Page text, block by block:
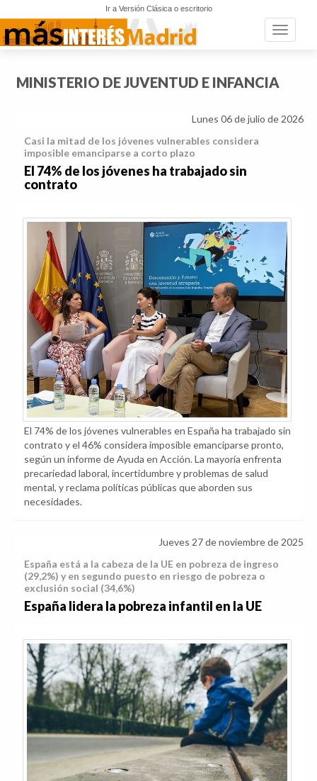
Ir a Versión Clásica o escritorio
Toggle
MINISTERIO DE JUVENTUD E INFANCIA
Lunes 06 de julio de 2026
Casi la mitad de los jóvenes vulnerables considera
imposible emanciparse a corto plazo
El 74% de los jóvenes ha trabajado sin
contrato
El 74% de los jóvenes vulnerables en España ha trabajado sin
contrato y el 46% considera imposible emanciparse pronto,
según un informe de Ayuda en Acción. La mayoría enfrenta
precariedad laboral, incertidumbre y problemas de salud
mental, y reclama políticas públicas que aborden sus
necesidades.
Jueves 27 de noviembre de 2025
España está a la cabeza de la UE en pobreza de ingreso
(29,2%) y en segundo puesto en riesgo de pobreza o
exclusión social (34,6%)
España lidera la pobreza infantil en la UE